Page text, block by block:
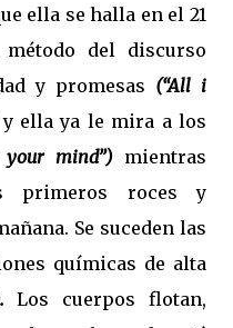
ella se halla en el 21
del discurso
y promesas (“All i
y ella ya le mira a los
your mind”)mientras
primeros roces y
Se suceden las
químicas de alta
Los cuerpos flotan,